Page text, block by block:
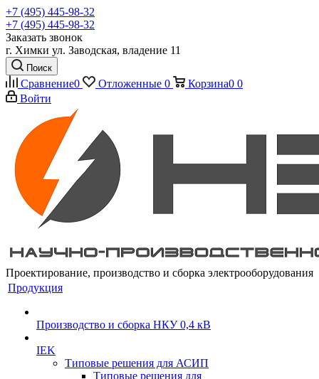
+7 (495) 445-98-32
+7 (495) 445-98-32
Заказать звонок
г. Химки ул. Заводская, владение 11
Поиск
Сравнение0 Отложенные 0 Корзина0 0
Войти
Проектирование, производство и сборка электрооборудования
Продукция
Производство и сборка НКУ 0,4 кВ
IEK
Типовые решения для АСИП
Типовые решения для